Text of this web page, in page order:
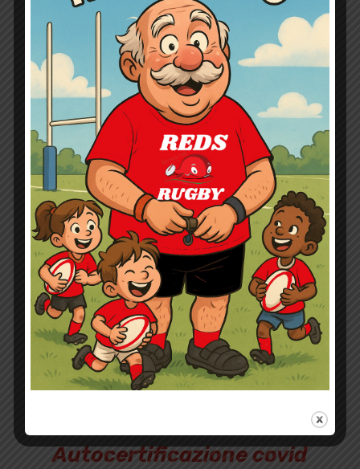
Autocertificazione covid